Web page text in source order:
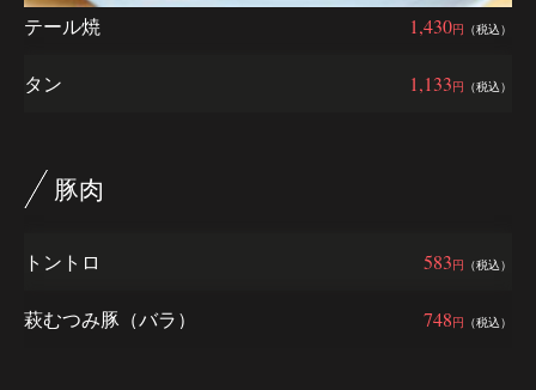
1,430円 （税込）
テール焼
1,133円 （税込）
タン
豚肉
583円 （税込）
トントロ
748円 （税込）
萩むつみ豚（バラ）